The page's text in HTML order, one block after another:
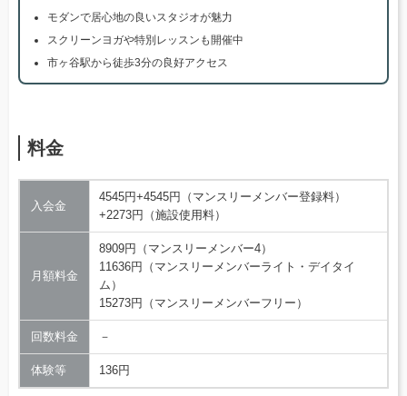
モダンで居心地の良いスタジオが魅力
スクリーンヨガや特別レッスンも開催中
市ヶ谷駅から徒歩3分の良好アクセス
料金
入会金
4545円+4545円（マンスリーメンバー登録料）
+2273円（施設使用料）
月額料金
8909円（マンスリーメンバー4）
11636円（マンスリーメンバーライト・デイタイ
ム）
15273円（マンスリーメンバーフリー）
回数料金 －
体験等 136円